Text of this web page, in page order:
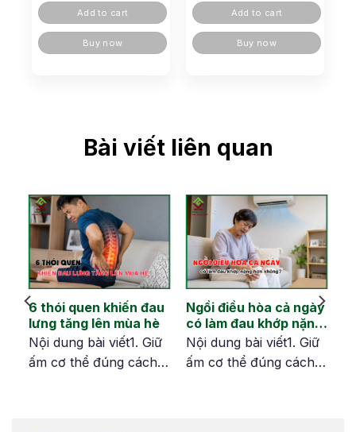
Add to cart
Buy now
Add to cart
Buy now
Bài viết liên quan
6 thói quen khiến đau
lưng tăng lên mùa hè
Nội dung bài viết1. Giữ
ấm cơ thể đúng cách2.
Ngồi điều hòa cả ngày
có làm đau khớp nặng
hơn không?
Nội dung bài viết1. Giữ
ấm cơ thể đúng cách2.